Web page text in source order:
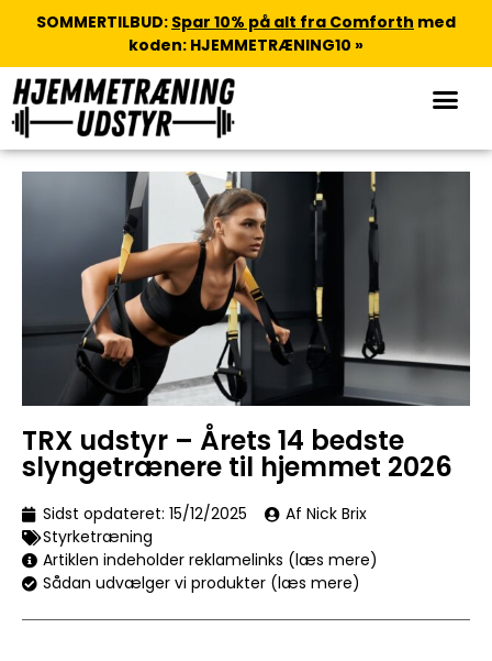
SOMMERTILBUD: Spar 10% på alt fra Comforth med
koden: HJEMMETRÆNING10 »
TRX udstyr – Årets 14 bedste
slyngetrænere til hjemmet 2026
Sidst opdateret: 15/12/2025
Af Nick Brix
Styrketræning
Artiklen indeholder reklamelinks (læs mere)
Sådan udvælger vi produkter (læs mere)